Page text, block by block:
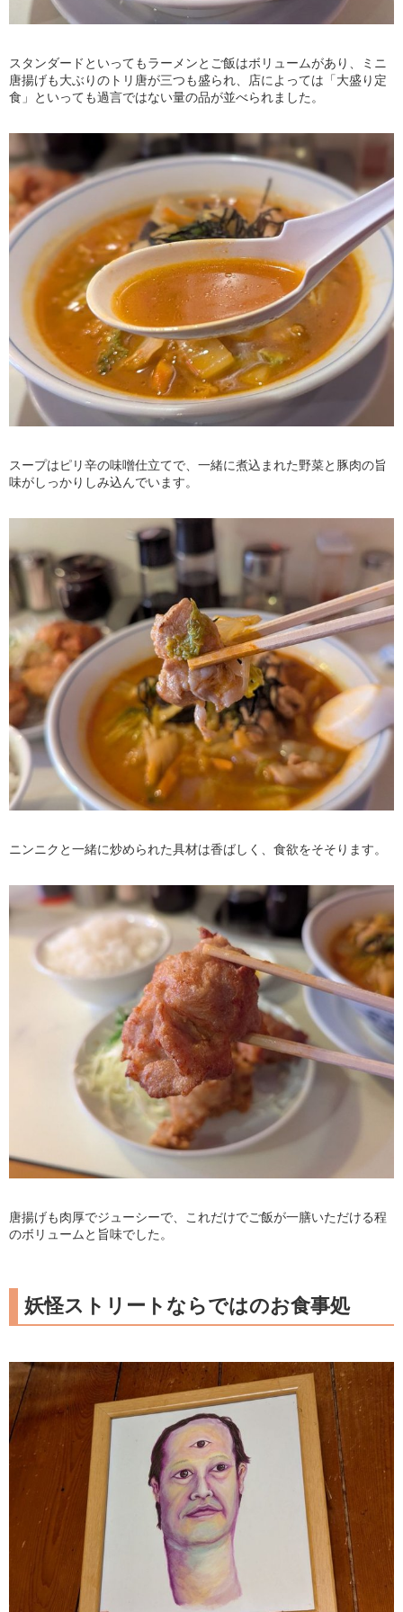
スタンダードといってもラーメンとご飯はボリュームがあり、ミニ
唐揚げも大ぶりのトリ唐が三つも盛られ、店によっては「大盛り定
食」といっても過言ではない量の品が並べられました。
スープはピリ辛の味噌仕立てで、一緒に煮込まれた野菜と豚肉の旨
味がしっかりしみ込んでいます。
ニンニクと一緒に炒められた具材は香ばしく、食欲をそそります。
唐揚げも肉厚でジューシーで、これだけでご飯が一膳いただける程
のボリュームと旨味でした。
妖怪ストリートならではのお食事処